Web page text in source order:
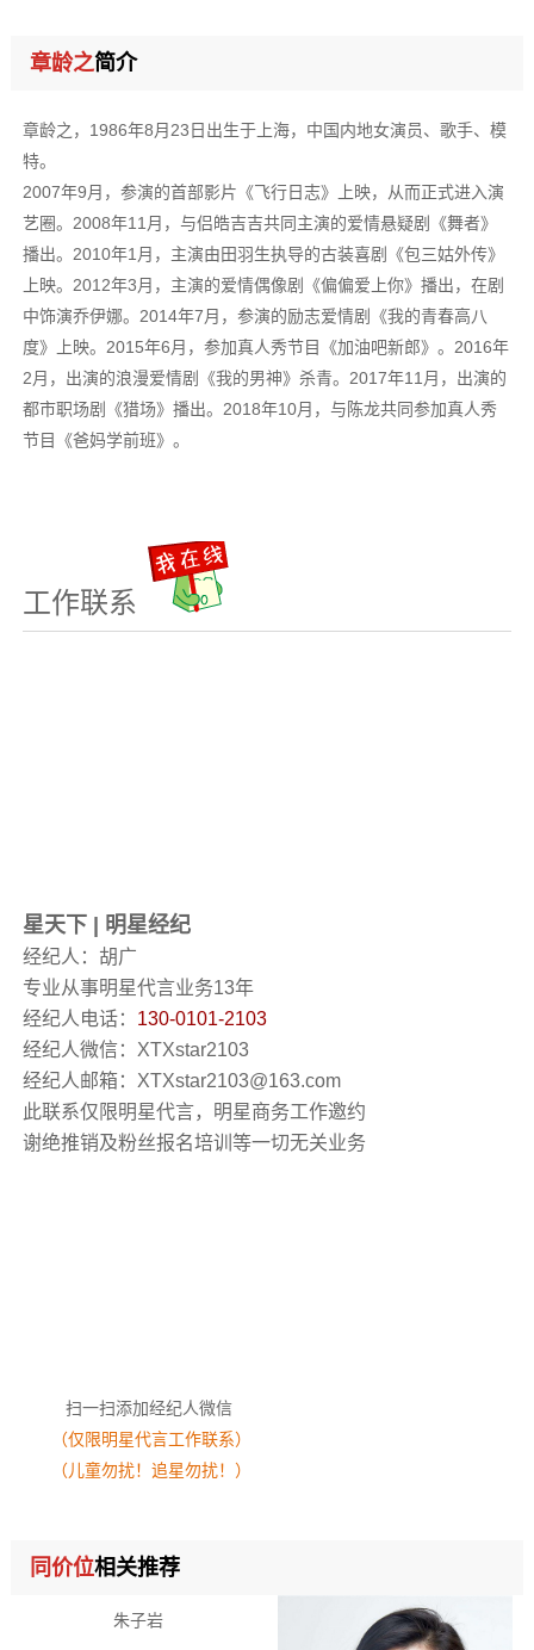
章龄之简介
章龄之，1986年8月23日出生于上海，中国内地女演员、歌手、模
特。
2007年9月，参演的首部影片《飞行日志》上映，从而正式进入演
艺圈。2008年11月，与侣皓吉吉共同主演的爱情悬疑剧《舞者》
播出。2010年1月，主演由田羽生执导的古装喜剧《包三姑外传》
上映。2012年3月，主演的爱情偶像剧《偏偏爱上你》播出，在剧
中饰演乔伊娜。2014年7月，参演的励志爱情剧《我的青春高八
度》上映。2015年6月，参加真人秀节目《加油吧新郎》。2016年
2月，出演的浪漫爱情剧《我的男神》杀青。2017年11月，出演的
都市职场剧《猎场》播出。2018年10月，与陈龙共同参加真人秀
节目《爸妈学前班》。
工作联系
星天下 明星经纪
经纪人：胡广
专业从事明星代言业务13年
经纪人电话： 130-0101-2103
经纪人微信：XTXstar2103
经纪人邮箱：XTXstar2103@163.com
此联系仅限明星代言，明星商务工作邀约
谢绝推销及粉丝报名培训等一切无关业务
扫一扫添加经纪人微信
（仅限明星代言工作联系）
（儿童勿扰！追星勿扰！）
同价位相关推荐
朱子岩